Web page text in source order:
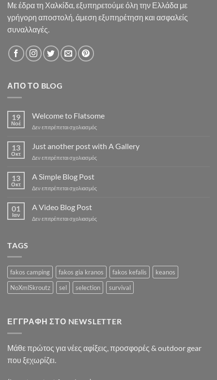
Με έδρα τη Χαλκίδα, εξυπηρετούμε όλη την Ελλάδα με
γρήγορη αποστολή, άμεση εξυπηρέτηση και ασφαλείς
συναλλαγές.
ΑΠΌ ΤΟ BLOG
19
Νοέ
Welcome to Flatsome
Δεν επιτρέπεται σχολιασμόςστο
to
Flatsome
13
Οκτ
Just another post with A Gallery
Δεν επιτρέπεται σχολιασμόςστο
with
13
Οκτ
A Simple Blog Post
Δεν επιτρέπεται σχολιασμόςστο
Post
01
Ιαν
A Video Blog Post
Δεν επιτρέπεται σχολιασμόςστο
TAGS
fakos camping fakos gia kranos fakos kefalis
keanos
NoXmlSkroutz
sel selection survival
ΕΓΓΡΑΦΉ ΣΤΟ NEWSLETTER
Μάθε πρώτος για νέες αφίξεις, προσφορές & outdoor gear
που ξεχωρίζει.